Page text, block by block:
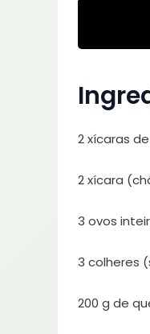
2 xícaras
2 xícara
3 ovos
3 colheres
200 g de